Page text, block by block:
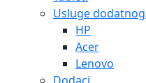
Usluge
HP
Acer
Lenovo